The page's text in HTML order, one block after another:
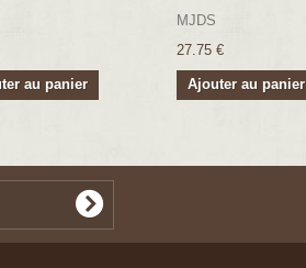
au panier
MJDS
27.75 €
Ajouter au panier